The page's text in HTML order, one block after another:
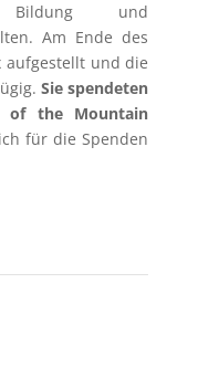
und
Am Ende des
aufgestellt und die
Sie spendeten
of the Mountain
für die Spenden